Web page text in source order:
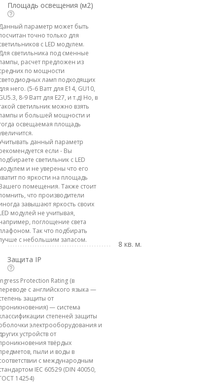
Площадь освещения (м2)
параметр может быть
точно только для
с LED модулем.
светильника под сменные
расчет предложен из
по мощности
ламп подходящих
него. (5-6 Ватт для E14, GU10,
8-9 Ватт для E27, и т.д) Но, в
светильник можно взять
и большей мощности и
освещаемая площадь
данный параметр
если - Вы
светильник с LED
и не уверены что его
по яркости на площадь
помещения. Также стоит
что производители
завышают яркость своих
модулей не учитывая,
поглощение света
Так что подбирать
с небольшим запасом.
8 кв. м.
Защита IP
Protection Rating (в
с английского языка —
защиты от
— система
степеней защиты
электрооборудования и
устройств от
твёрдых
пыли и воды в
с международным
IEC 60529 (DIN 40050,
14254)